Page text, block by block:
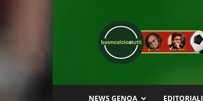
Buon
Calcio
a
Tutti
NEWS GENOA EDITORIALI